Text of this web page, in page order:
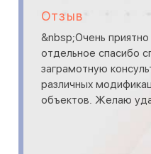
Отзыв
&nbsp;Очень
отдельное спасибо
заграмотную
различных
объектов. Желаю